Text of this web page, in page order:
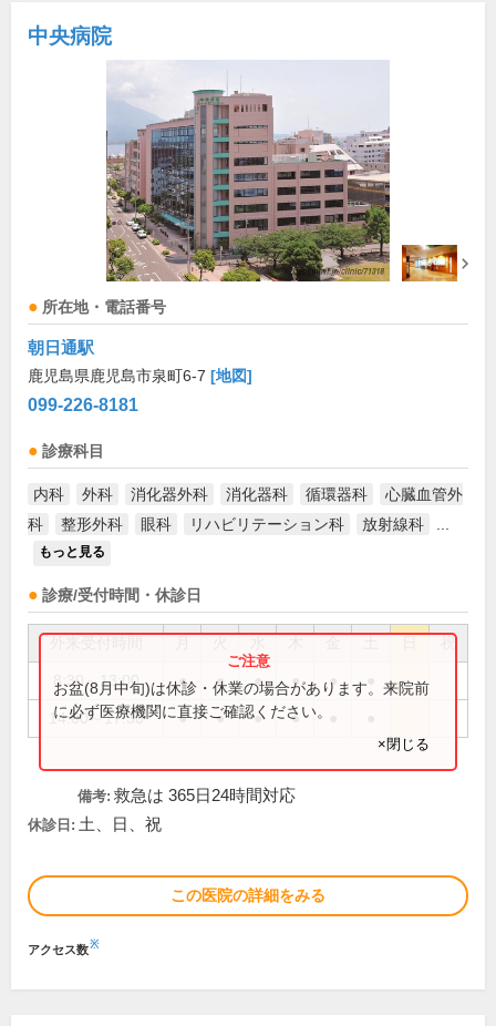
中央病院
所在地・電話番号
朝日通駅
鹿児島県鹿児島市泉町6-7 [地図]
099-226-8181
診療科目
内科 外科 消化器外科 消化器科 循環器科
心臓血管外
科
整形外科 眼科 リハビリテーション科 放射線科
もっと見る
診療/受付時間・休診日
祝
8:30～13:00 ● ● ● ● ●
14:00～17:30 ● ● ● ●
お盆(8月中旬)は休診・休業の場合があります。来院前
に必ず医療機関に直接ご確認ください。
×閉じる
備考: 救急は 365日24時間対応
休診日: 土、日、祝
この医院の詳細をみる
アクセス数※